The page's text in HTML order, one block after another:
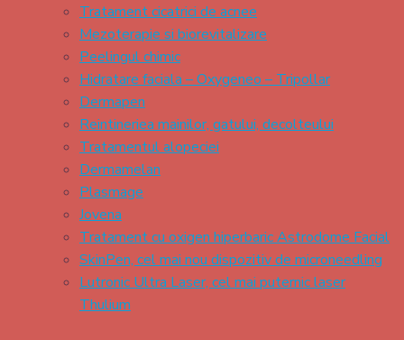
Tratament cicatrici de acnee
Mezoterapie si biorevitalizare
Peelingul chimic
Hidratare faciala – Oxygeneo – Tripollar
Dermapen
Reintineriea mainilor, gatului, decolteului
Tratamentul alopeciei
Dermamelan
Plasmage
Jovena
Tratament cu oxigen hiperbaric Astrodome Facial
SkinPen, cel mai nou dispozitiv de microneedling
Lutronic Ultra Laser, cel mai puternic laser
Thulium